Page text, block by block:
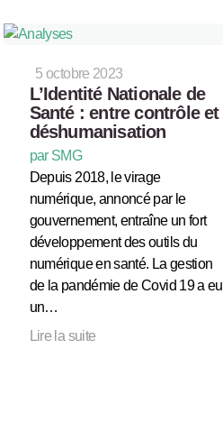
5 octobre 2023
L’Identité Nationale de
Santé : entre contrôle et
déshumanisation
par SMG
Depuis 2018, le virage
numérique, annoncé par le
gouvernement, entraîne un fort
développement des outils du
numérique en santé. La gestion
de la pandémie de Covid 19 a eu
un…
Lire la suite